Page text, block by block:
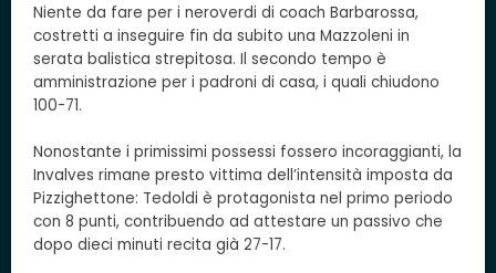
Niente da fare per i neroverdi di coach Barbarossa,
costretti a inseguire fin da subito una Mazzoleni in
serata balistica strepitosa. Il secondo tempo è
amministrazione per i padroni di casa, i quali chiudono
100-71.
Nonostante i primissimi possessi fossero incoraggianti, la
Invalves rimane presto vittima dell’intensità imposta da
Pizzighettone: Tedoldi è protagonista nel primo periodo
con 8 punti, contribuendo ad attestare un passivo che
dopo dieci minuti recita già 27-17.